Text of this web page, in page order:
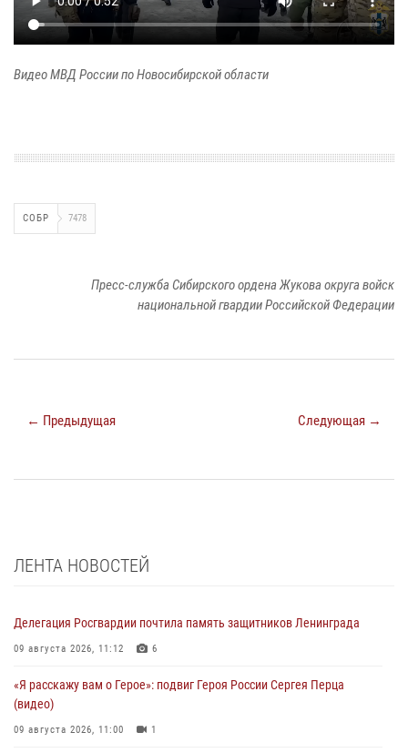
Видео МВД России по Новосибирской области
СОБР 7478
Пресс-служба Сибирского ордена Жукова округа войск
национальной гвардии Российской Федерации
← Предыдущая Следующая →
ЛЕНТА НОВОСТЕЙ
Делегация Росгвардии почтила память защитников Ленинграда
09 августа 2026, 11:12 6
«Я расскажу вам о Герое»: подвиг Героя России Сергея Перца
(видео)
09 августа 2026, 11:00 1